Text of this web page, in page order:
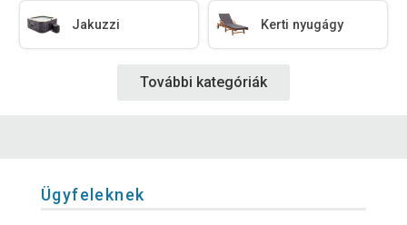
Jakuzzi Kerti nyugágy
További kategóriák
Ügyfeleknek